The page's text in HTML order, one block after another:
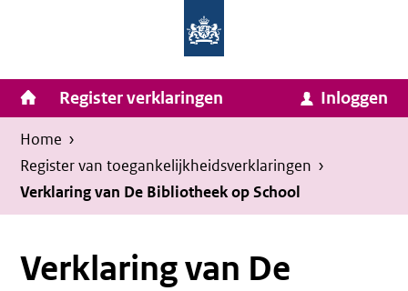
inhoud
van
Zaken
en
Koninkrijksrelaties
Homepage
van
Invulassistent
Toegankelijkheidsverklaring
Toegankelijkheidsverklaring
Hoofdnavigatie
Register verklaringen Inloggen
Kruimelpad
U
bevindt
zich
hier:
Home ›
Register van toegankelijkheids­verklaringen ›
Verklaring van De Bibliotheek op School
Verklaring van De